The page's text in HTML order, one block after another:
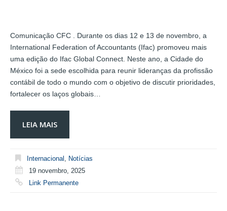
Comunicação CFC . Durante os dias 12 e 13 de novembro, a
International Federation of Accountants (Ifac) promoveu mais
uma edição do Ifac Global Connect. Neste ano, a Cidade do
México foi a sede escolhida para reunir lideranças da profissão
contábil de todo o mundo com o objetivo de discutir prioridades,
fortalecer os laços globais…
LEIA MAIS
Internacional , Notícias
19 novembro, 2025
Link Permanente